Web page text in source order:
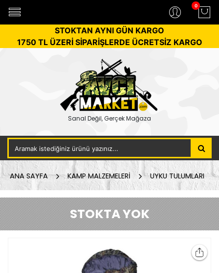
0
STOKTAN AYNI GÜN KARGO
1750 TL ÜZERİ SİPARİŞLERDE ÜCRETSİZ KARGO
Sanal Değil, Gerçek Mağaza
ANA SAYFA KAMP MALZEMELERİ UYKU TULUMLARI
STOKTA YOK